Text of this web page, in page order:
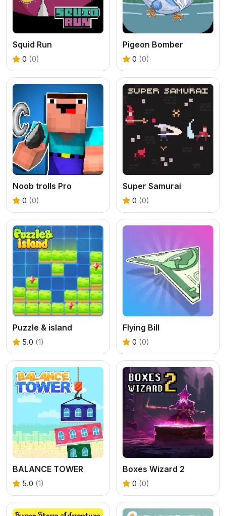
Squid Run
0 (0)
Pigeon Bomber
0 (0)
Noob trolls Pro
0 (0)
Super Samurai
0 (0)
Puzzle & island
5.0 (1)
Flying Bill
0 (0)
BALANCE TOWER
5.0 (1)
Boxes Wizard 2
0 (0)